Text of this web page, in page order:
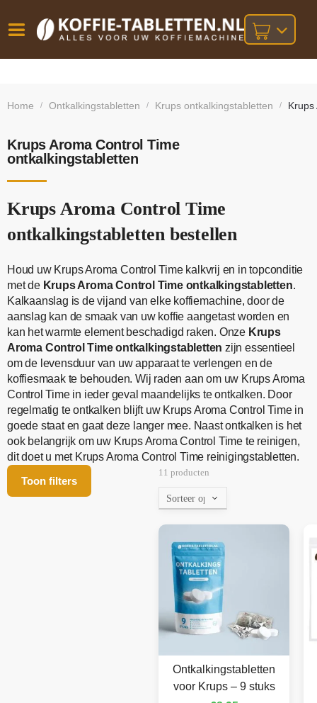
besteld,
bij orders
Home / Ontkalkingstabletten / Krups ontkalkingstabletten / Krups
Krups Aroma Control Time
ontkalkingstabletten
Krups Aroma Control Time
ontkalkingstabletten bestellen
Houd uw Krups Aroma Control Time kalkvrij en in topconditie
met de Krups Aroma Control Time ontkalkingstabletten.
Kalkaanslag is de vijand van elke koffiemachine, door de
aanslag kan de smaak van uw koffie aangetast worden en
kan het warmte element beschadigd raken. Onze Krups
Aroma Control Time ontkalkingstabletten zijn essentieel
om de levensduur van uw apparaat te verlengen en de
koffiesmaak te behouden. Wij raden aan om uw Krups Aroma
Control Time in ieder geval maandelijks te ontkalken. Door
regelmatig te ontkalken blijft uw Krups Aroma Control Time in
goede staat en gaat deze langer mee. Naast ontkalken is het
ook belangrijk om uw Krups Aroma Control Time te reinigen,
dit doet u met Krups Aroma Control Time reinigingstabletten.
Toon filters
11 producten
Ontkalkingstabletten
voor Krups – 9 stuks